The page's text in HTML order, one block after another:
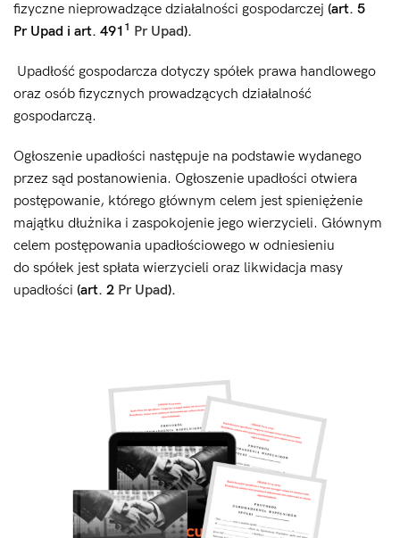
fizyczne nieprowadzące działalności gospodarczej (art. 5
Pr Upad i art. 491 1 Pr Upad).
Upadłość gospodarcza dotyczy spółek prawa handlowego
oraz osób fizycznych prowadzących działalność
gospodarczą.
Ogłoszenie upadłości następuje na podstawie wydanego
przez sąd postanowienia. Ogłoszenie upadłości otwiera
postępowanie, którego głównym celem jest spieniężenie
majątku dłużnika i zaspokojenie jego wierzycieli. Głównym
celem postępowania upadłościowego w odniesieniu
do spółek jest spłata wierzycieli oraz likwidacja masy
upadłości (art. 2 Pr Upad).